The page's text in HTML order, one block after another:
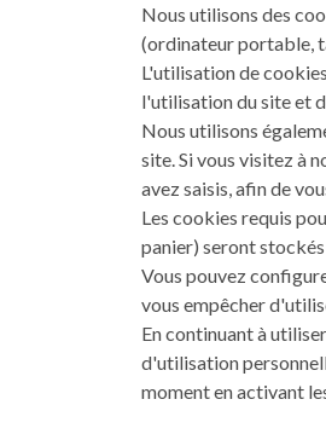
Nous utilisons des
(ordinateur portable,
L'utilisation de
l'utilisation du site et
Nous utilisons
site. Si vous visitez à
avez saisis, afin de
Les cookies requis
panier) seront stockés
Vous pouvez
vous empêcher
En continuant à
d'utilisation
moment en activant